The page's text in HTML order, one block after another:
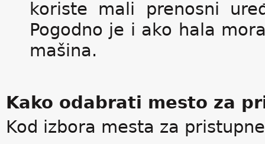
koriste mali prenosni
Pogodno je i ako hala
mašina.
Kako odabrati mesto za
Kod izbora mesta za